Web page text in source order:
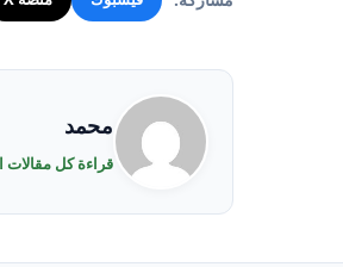
محمد
قراءة كل مقالات